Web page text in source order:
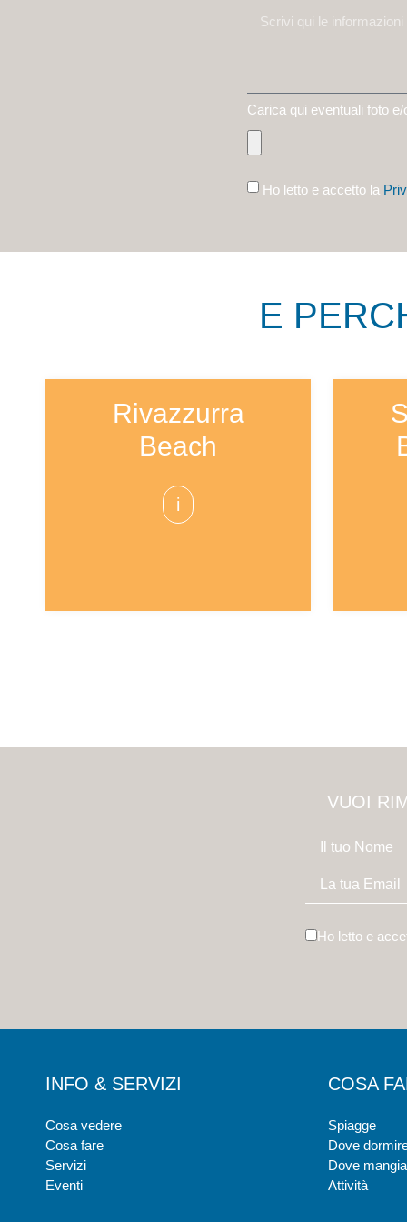
Carica qui eventuali foto e/
Ho letto e accetto la
E
Rivazzurra
Beach
i
VUOI
Ho letto e
INFO & SERVIZI
Cosa vedere
Cosa fare
Servizi
Eventi
COSA
Spiagge
Dove
Dove
Attività